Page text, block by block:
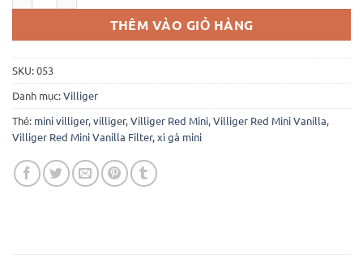
THÊM VÀO GIỎ HÀNG
SKU:053
Danh mục:Villiger
Thẻ: mini villiger,villiger,Villiger Red Mini,Villiger Red Mini Vanilla,
Villiger Red Mini Vanilla Filter,xì gà mini